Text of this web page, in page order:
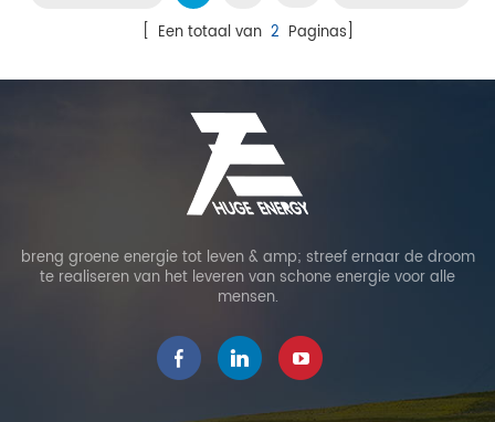
[ Een totaal van 2 Paginas]
breng groene energie tot leven & amp; streef ernaar de droom
te realiseren van het leveren van schone energie voor alle
mensen.